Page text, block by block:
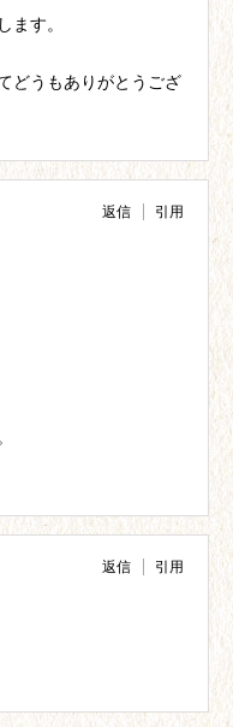
ます。
どうもありがとうござ
返信 引用
返信 引用